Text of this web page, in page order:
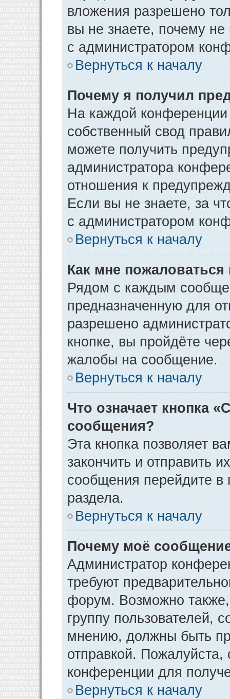
вложения разрешено
вы не знаете, почему
с администратором
Вернуться к началу
Почему я получил
На каждой конференции
собственный свод
можете получить
администратора
отношения к
Если вы не знаете, за
с администратором
Вернуться к началу
Как мне
Рядом с каждым
предназначенную для
разрешено
кнопке, вы пройдёте
жалобы на сообщение.
Вернуться к началу
Что означает кнопка
сообщения?
Эта кнопка позволяет
закончить и отправить
сообщения перейдите в
раздела.
Вернуться к началу
Почему моё
Администратор
требуют
форум. Возможно
группу пользователей,
мнению, должны быть
отправкой.
конференции для
Вернуться к началу